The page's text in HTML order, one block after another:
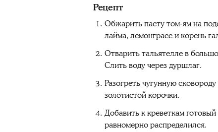
Рецепт
Обжарить пасту том-ям на
лайма, лемонграсс и корень
Отварить тальятелле в
Слить воду через дуршлаг.
Разогреть чугунную
золотистой корочки.
Добавить к креветкам
равномерно распределился.